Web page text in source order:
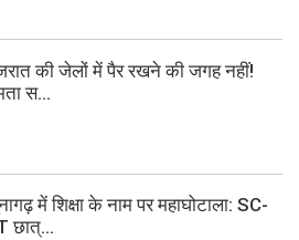
की जेलों में पैर रखने की जगह नहीं!
स...
में शिक्षा के नाम पर महाघोटाला: SC-
छात्...